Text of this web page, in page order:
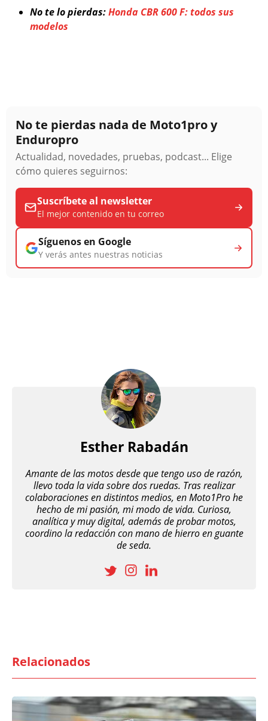
No te lo pierdas:Honda CBR 600 F: todos sus
modelos
No te pierdas nada de Moto1pro y
Enduropro
Actualidad, novedades, pruebas, podcast... Elige
cómo quieres seguirnos:
Suscríbete al newsletter
El mejor contenido en tu correo
Síguenos en Google
Y verás antes nuestras noticias
Esther Rabadán
Amante de las motos desde que tengo uso de razón,
llevo toda la vida sobre dos ruedas. Tras realizar
colaboraciones en distintos medios, en Moto1Pro he
hecho de mi pasión, mi modo de vida. Curiosa,
analítica y muy digital, además de probar motos,
coordino la redacción con mano de hierro en guante
de seda.
Relacionados